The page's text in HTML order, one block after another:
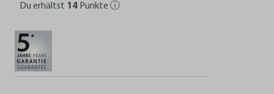
Du erhältst 14 Punkte ⓘ